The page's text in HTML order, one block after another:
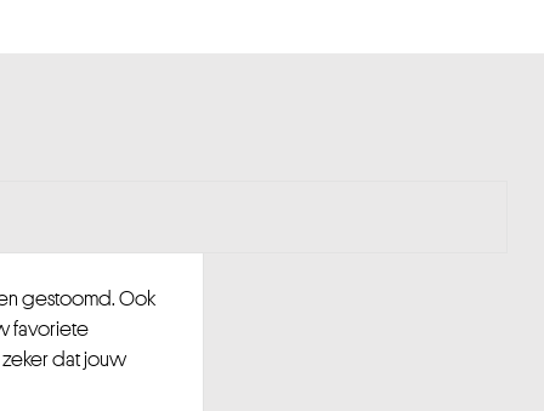
gestoomd. Ook
favoriete
dat jouw